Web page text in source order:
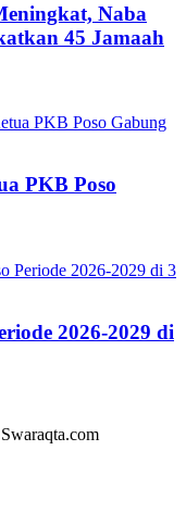
Naba
45 Jamaah
PKB Poso
2026-2029 di